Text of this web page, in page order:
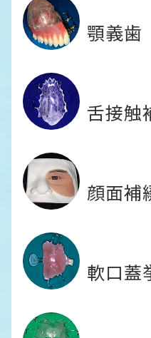
顎義歯
舌接触
顔面補
軟口蓋